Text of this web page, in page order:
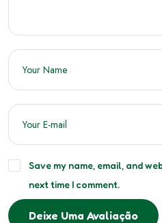
Save my name, email, and
next time I comment.
Deixe Uma Avaliação